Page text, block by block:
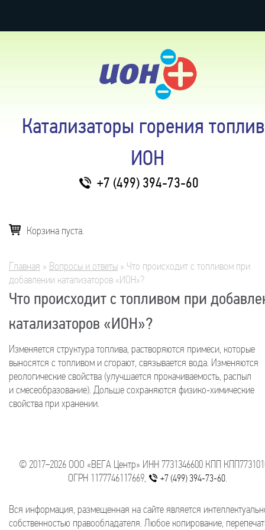
Катализаторы горения
ИОН
+7 (499) 394-73-60
Корзина пуста.
Вы здесь
Главная » Вопросы и ответы » Что происходит с топливом при
добавлении катализаторов «ИОН»?
Что происходит с топливом при
катализаторов «ИОН»?
Изменяется структура топлива, растворяются примеси, которые
выносятся с топливом и сгорают, связывается вода. Изменяются
реологические свойства (улучшается прокачиваемость, распыл
и смесеобразование). Дольше сохраняются физико-химические
свойства при хранении.
© 2017−2026 ООО «ВЕГА Центр» ИНН 7731346600 КПП
ОГРН 1177746117669,
+7 (499) 394-73-60.
Вся информация, размещенная на сайте является
собственностью правообладателя. Любое копирование,